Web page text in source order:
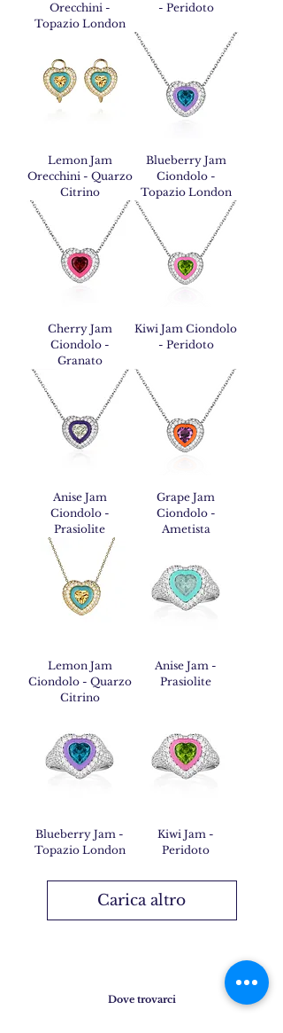
Orecchini -
Topazio London
- Peridoto
Lemon Jam
Orecchini - Quarzo
Citrino
Blueberry Jam
Ciondolo -
Topazio London
Cherry Jam
Ciondolo -
Granato
Kiwi Jam Ciondolo
- Peridoto
Anise Jam
Ciondolo -
Prasiolite
Grape Jam
Ciondolo -
Ametista
Lemon Jam
Ciondolo - Quarzo
Citrino
Anise Jam -
Prasiolite
Blueberry Jam -
Topazio London
Kiwi Jam -
Peridoto
Carica altro
Dove trovarci